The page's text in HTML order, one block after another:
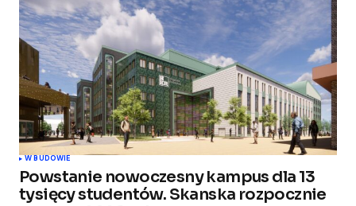
W BUDOWIE
Powstanie nowoczesny kampus dla 13
tysięcy studentów. Skanska rozpocznie